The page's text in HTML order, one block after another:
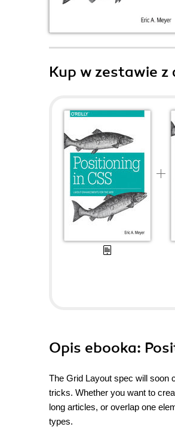
Kup w zestawie
Opis ebooka:
The Grid Layout spec will soon
tricks. Whether you want to
long articles, or overlap one
types.